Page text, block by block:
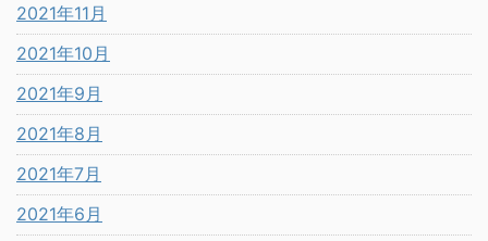
2021年11月
2021年10月
2021年9月
2021年8月
2021年7月
2021年6月